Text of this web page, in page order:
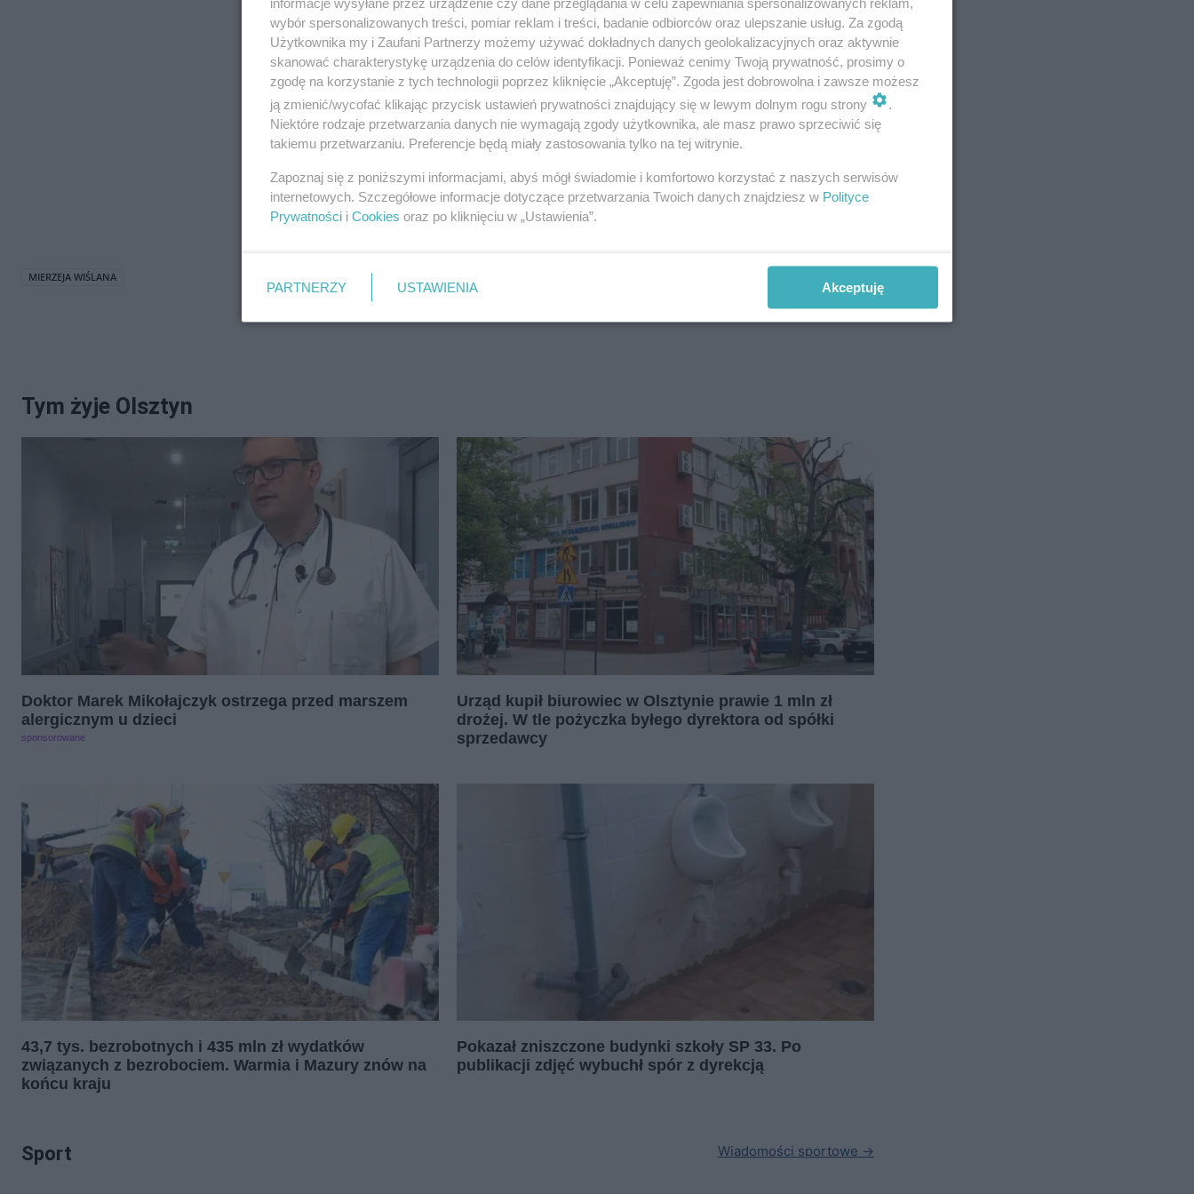
MIERZEJA WIŚLANA
Tym żyje Olsztyn
Doktor Marek Mikołajczyk ostrzega przed marszem
alergicznym u dzieci
sponsorowane
Urząd kupił biurowiec w Olsztynie prawie 1 mln zł
drożej. W tle pożyczka byłego dyrektora od spółki
sprzedawcy
43,7 tys. bezrobotnych i 435 mln zł wydatków
związanych z bezrobociem. Warmia i Mazury znów na
końcu kraju
Pokazał zniszczone budynki szkoły SP 33. Po
publikacji zdjęć wybuchł spór z dyrekcją
Sport Wiadomości sportowe →
wybór spersonalizowanych treści, pomiar reklam i treści, badanie odbiorców oraz ulepszanie usług. Za zgodą
Użytkownika my i Zaufani Partnerzy możemy używać dokładnych danych geolokalizacyjnych oraz aktywnie
skanować charakterystykę urządzenia do celów identyfikacji. Ponieważ cenimy Twoją prywatność, prosimy o
zgodę na korzystanie z tych technologii poprzez kliknięcie „Akceptuję”. Zgoda jest dobrowolna i zawsze możesz
ją zmienić/wycofać klikając przycisk ustawień prywatności znajdujący się w lewym dolnym rogu strony
.
Niektóre rodzaje przetwarzania danych nie wymagają zgody użytkownika, ale masz prawo sprzeciwić się
takiemu przetwarzaniu. Preferencje będą miały zastosowania tylko na tej witrynie.
Zapoznaj się z poniższymi informacjami, abyś mógł świadomie i komfortowo korzystać z naszych serwisów
internetowych. Szczegółowe informacje dotyczące przetwarzania Twoich danych znajdziesz w Polityce
Prywatności i Cookies oraz po kliknięciu w „Ustawienia”.
PARTNERZY USTAWIENIA Akceptuję